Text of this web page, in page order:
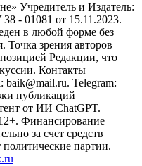
Учредитель и Издатель:
01081 от 15.11.2023.
в любой форме без
Точка зрения авторов
Редакции, что
Контакты
baik@mail.ru. Telegram:
публикаций
от ИИ ChatGPT.
Финансирование
за счет средств
партии.